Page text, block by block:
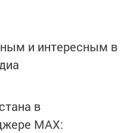
и интересным в
в
MАХ: